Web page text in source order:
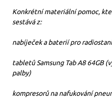
Konkrétní materiální pomoc,
sestává z:
nabíječek a baterií pro
tabletů Samsung Tab A8 64GB
palby)
kompresorů na nafukování